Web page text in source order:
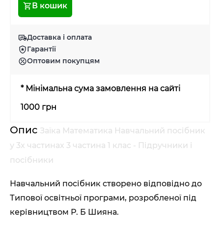
В кошик
Доставка і оплата
Гарантії
Оптовим покупцям
* Мінімальна сума замовлення на сайті
1000 грн
Опис Заїка Математика Навчальний посібник
у 3х частинах 3 частина 1 клас - Підручники і
посібники
Навчальний посібник створено відповідно до
Типової освітньої програми, розробленої під
керівництвом Р. Б Шияна.